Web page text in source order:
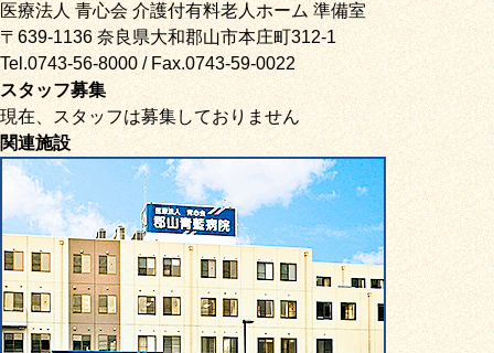
医療法人 青心会 介護付有料老人ホーム 準備室
〒639-1136 奈良県大和郡山市本庄町312-1
Tel.0743-56-8000 / Fax.0743-59-0022
スタッフ募集
現在、スタッフは募集しておりません
関連施設